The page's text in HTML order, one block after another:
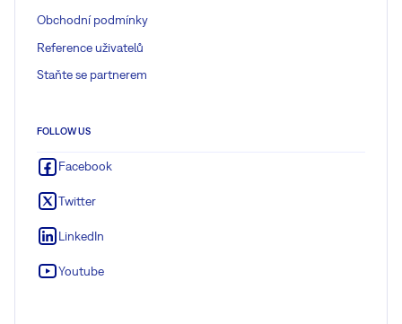
Obchodní podmínky
Reference uživatelů
Staňte se partnerem
FOLLOW US
Facebook
Twitter
LinkedIn
Youtube